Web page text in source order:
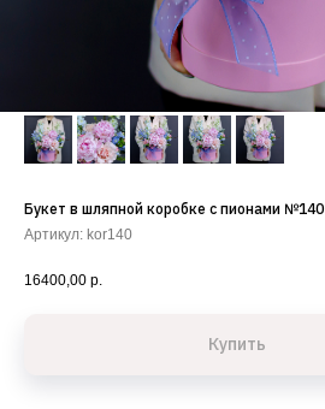
Букет в шляпной коробке с пионами №140
Артикул: kor140
16400,00 р.
Купить